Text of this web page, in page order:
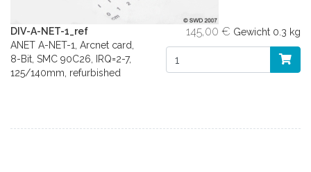
DIV-A-NET-1_ref
ANET A-NET-1, Arcnet card,
8-Bit, SMC 90C26, IRQ=2-7,
125/140mm, refurbished
145,00 € Gewicht 0.3 kg